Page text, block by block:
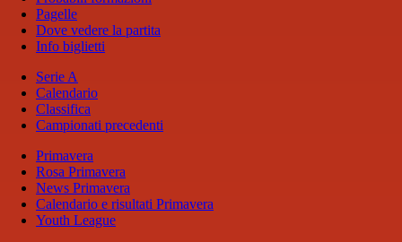
Pagelle
Dove vedere la partita
Info biglietti
Serie A
Calendario
Classifica
Campionati precedenti
Primavera
Rosa Primavera
News Primavera
Calendario e risultati Primavera
Youth League